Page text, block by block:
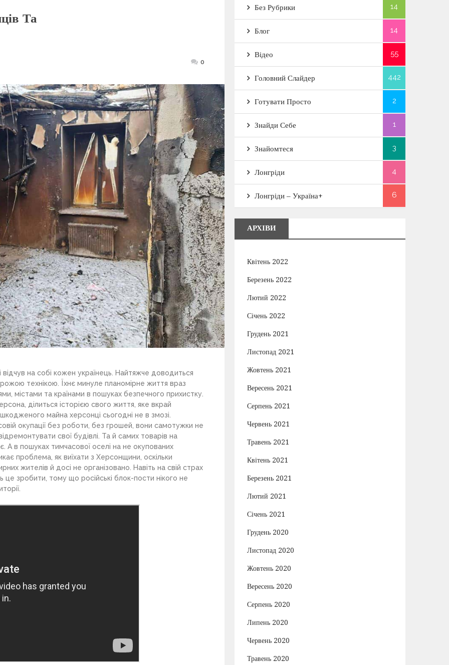
Та
0
відчув на собі кожен українець. Найтяжче доводиться
технікою. Їхнє минуле планомірне життя враз
містами та країнами в пошуках безпечного прихистку.
ділиться історією свого життя, яке вкрай
майна херсонці сьогодні не в змозі.
окупації без роботи, без грошей, вони самотужки не
свої будівлі. Та й самих товарів на
А в пошуках тимчасової оселі на не окупованих
проблема, як виїхати з Херсонщини, оскільки
жителів й досі не організовано. Навіть на свій страх
зробити, тому що російські блок-пости нікого не
Без Рубрики 14
Блог 14
Відео 55
Головний Слайдер 442
Готувати Просто 2
Знайди Себе 1
Знайомтеся 3
Лонгріди 4
Лонгріди – Україна+ 6
АРХІВИ
Квітень 2022
Березень 2022
Лютий 2022
Січень 2022
Грудень 2021
Листопад 2021
Жовтень 2021
Вересень 2021
Серпень 2021
Червень 2021
Травень 2021
Квітень 2021
Березень 2021
Лютий 2021
Січень 2021
Грудень 2020
Листопад 2020
Жовтень 2020
Вересень 2020
Серпень 2020
Липень 2020
Червень 2020
Травень 2020